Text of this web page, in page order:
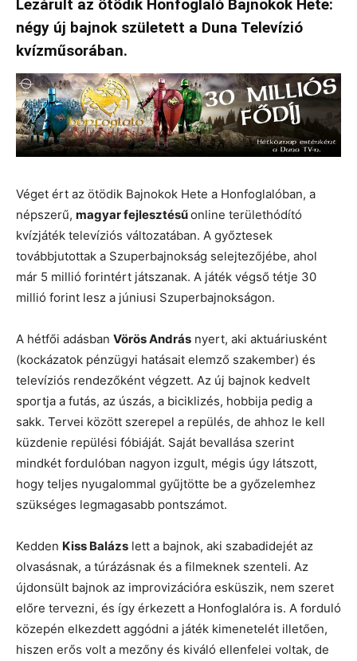
Lezárult az ötödik Honfoglaló Bajnokok Hete:
négy új bajnok született a Duna Televízió
kvízműsorában.
Véget ért az ötödik Bajnokok Hete a Honfoglalóban, a
népszerű, magyar fejlesztésűonline területhódító
kvízjáték televíziós változatában. A győztesek
továbbjutottak a Szuperbajnokság selejtezőjébe, ahol
már 5 millió forintért játszanak. A játék végső tétje 30
millió forint lesz a júniusi Szuperbajnokságon.
A hétfői adásban Vörös András nyert, aki aktuáriusként
(kockázatok pénzügyi hatásait elemző szakember) és
televíziós rendezőként végzett. Az új bajnok kedvelt
sportja a futás, az úszás, a biciklizés, hobbija pedig a
sakk. Tervei között szerepel a repülés, de ahhoz le kell
küzdenie repülési fóbiáját. Saját bevallása szerint
mindkét fordulóban nagyon izgult, mégis úgy látszott,
hogy teljes nyugalommal gyűjtötte be a győzelemhez
szükséges legmagasabb pontszámot.
Kedden Kiss Balázs lett a bajnok, aki szabadidejét az
olvasásnak, a túrázásnak és a filmeknek szenteli. Az
újdonsült bajnok az improvizációra esküszik, nem szeret
előre tervezni, és így érkezett a Honfoglalóra is. A forduló
közepén elkezdett aggódni a játék kimenetelét illetően,
hiszen erős volt a mezőny és kiváló ellenfelei voltak, de